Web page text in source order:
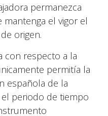
permanezca
el vigor el
origen.
con respecto a la
permitía la
española de la
periodo de tiempo